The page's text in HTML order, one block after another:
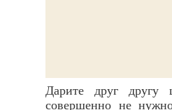
Дарите друг другу
совершенно не